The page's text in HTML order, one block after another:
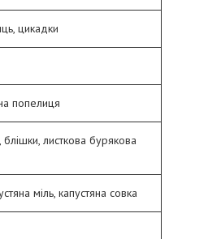
цикадки
попелиця
листкова бурякова
міль, капустяна совка